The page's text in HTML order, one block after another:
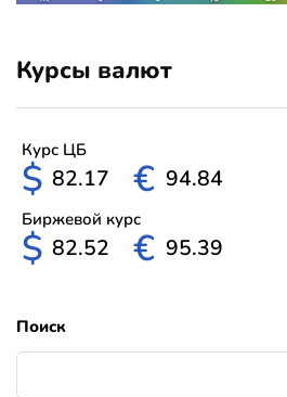
Курсы валют
Курс ЦБ
$ 82.17 € 94.84
Биржевой курс
$ 82.52 € 95.39
Поиск